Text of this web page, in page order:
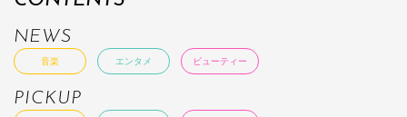
NEWS
音楽 エンタメ ビューティー
PICKUP